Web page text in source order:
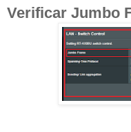
Verificar Jumbo